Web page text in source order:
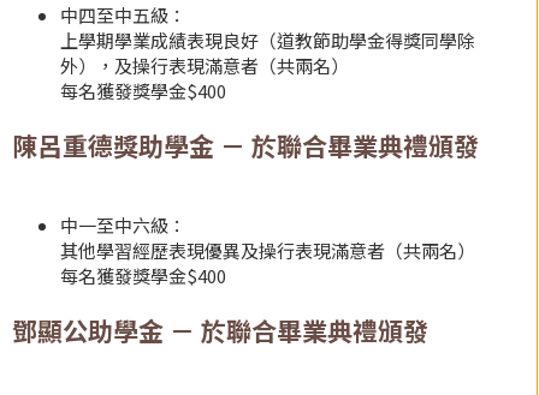
中四至中五級：
上學期學業成績表現良好（道教節助學金得獎同學除
外），及操行表現滿意者（共兩名）
每名獲發獎學金$400
陳呂重德獎助學金 － 於聯合畢業典禮頒發
中一至中六級：
其他學習經歷表現優異及操行表現滿意者（共兩名）
每名獲發獎學金$400
鄧顯公助學金 － 於聯合畢業典禮頒發